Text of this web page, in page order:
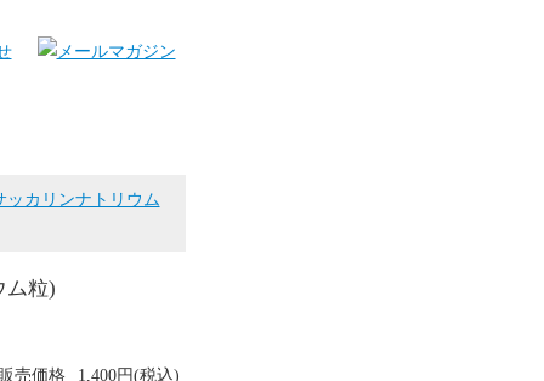
カリンナトリウム
ム粒)
売価格 1,400円(税込)